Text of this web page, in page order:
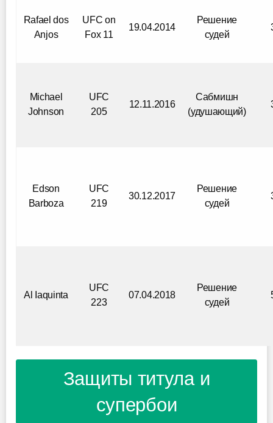
Rafael dos
Anjos
UFC on
Fox 11
19.04.2014
Решение
судей
Michael
Johnson
UFC
205
12.11.2016
Сабмишн
(удушающий)
Edson
Barboza
UFC
219
30.12.2017
Решение
судей
Al Iaquinta
UFC
223
07.04.2018
Решение
судей
Защиты титула и
супербои